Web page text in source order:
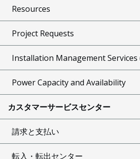
Resources
Project Requests
Installation Management Services
Power Capacity and Availability
カスタマーサービスセンター
請求と支払い
転入・転出センター